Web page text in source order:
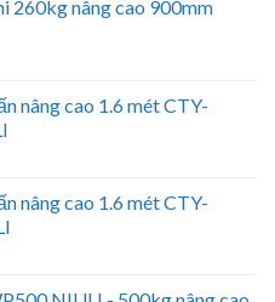
260kg nâng cao 900mm
nâng cao 1.6 mét CTY-
nâng cao 1.6 mét CTY-